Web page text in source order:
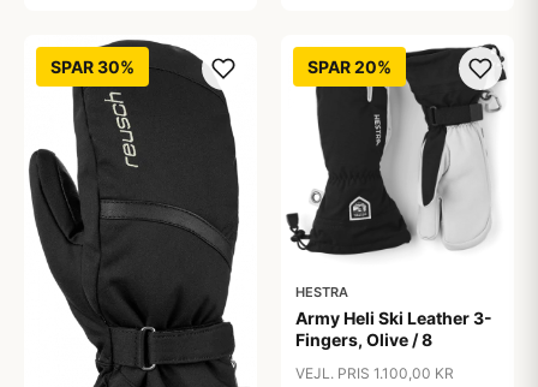
SPAR 30% SPAR 20%
HESTRA
Army Heli Ski Leather 3-
Fingers, Olive / 8
VEJL. PRIS 1.100,00 KR